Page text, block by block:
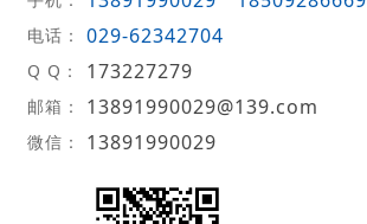
电话： 029-62342704
Q Q： 173227279
邮箱： 13891990029@139.com
微信： 13891990029